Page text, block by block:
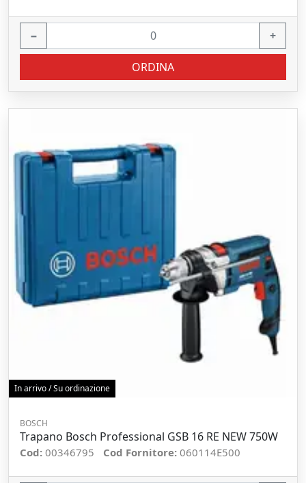
− +
ORDINA
In arrivo / Su ordinazione
BOSCH
Trapano Bosch Professional GSB 16 RE NEW 750W
Cod: 00346795 Cod Fornitore: 060114E500